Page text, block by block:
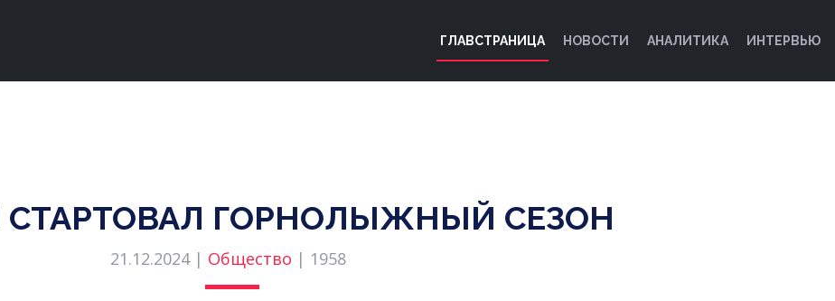
ГЛАВСТРАНИЦА НОВОСТИ АНАЛИТИКА ИНТЕРВЬЮ
СТАРТОВАЛ ГОРНОЛЫЖНЫЙ СЕЗОН
21.12.2024 | Общество | 1958